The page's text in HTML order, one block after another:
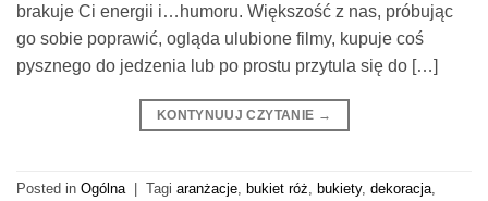
brakuje Ci energii i…humoru. Większość z nas, próbując
go sobie poprawić, ogląda ulubione filmy, kupuje coś
pysznego do jedzenia lub po prostu przytula się do […]
KONTYNUUJ CZYTANIE →
Posted in Ogólna Tagi aranżacje, bukiet róż, bukiety, dekoracja,